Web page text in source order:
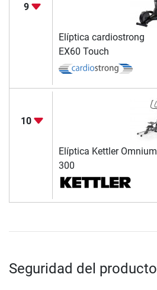
9
Elíptica cardiostrong
EX60 Touch
10
Elíptica Kettler Omnium
300
Seguridad del producto